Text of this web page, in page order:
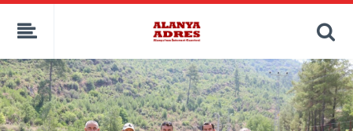
kaçak bahis
deneme bonusu
canlı bahis siteleri
deneme bonusu veren siteler
bahis siteleri